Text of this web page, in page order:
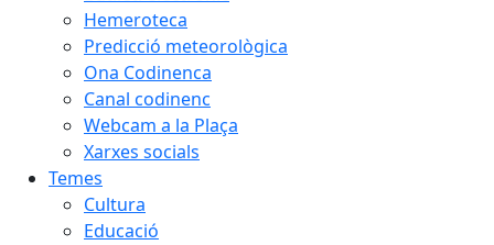
Hemeroteca
Predicció meteorològica
Ona Codinenca
Canal codinenc
Webcam a la Plaça
Xarxes socials
Temes
Cultura
Educació